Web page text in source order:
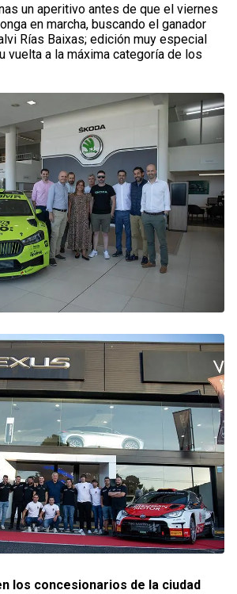
un aperitivo antes de que el viernes
en marcha, buscando el ganador
Rías Baixas; edición muy especial
vuelta a la máxima categoría de los
los concesionarios de la ciudad